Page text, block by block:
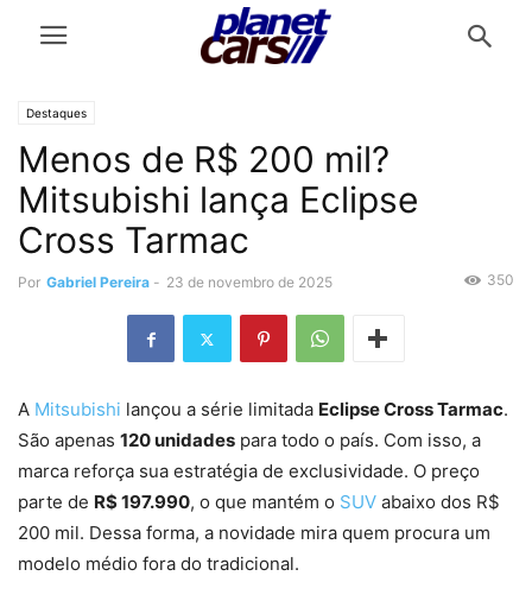
Destaques
Menos de R$ 200 mil?
Mitsubishi lança Eclipse
Cross Tarmac
Por Gabriel Pereira - 23 de novembro de 2025 350
A Mitsubishi lançou a série limitada Eclipse Cross Tarmac.
São apenas 120 unidades para todo o país. Com isso, a
marca reforça sua estratégia de exclusividade. O preço
parte de R$ 197.990, o que mantém o SUV abaixo dos R$
200 mil. Dessa forma, a novidade mira quem procura um
modelo médio fora do tradicional.